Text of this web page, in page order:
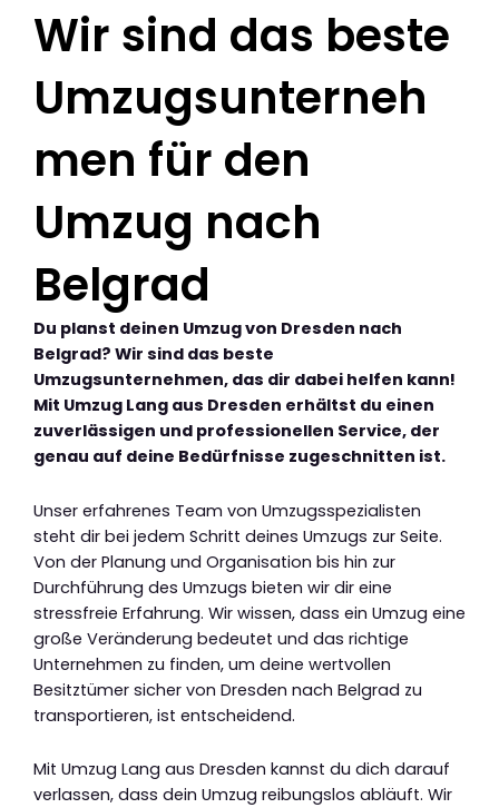
Wir sind das beste
Umzugsunterneh
men für den
Umzug nach
Belgrad
Du planst deinen Umzug von Dresden nach
Belgrad? Wir sind das beste
Umzugsunternehmen, das dir dabei helfen kann!
Mit Umzug Lang aus Dresden erhältst du einen
zuverlässigen und professionellen Service, der
genau auf deine Bedürfnisse zugeschnitten ist.
Unser erfahrenes Team von Umzugsspezialisten
steht dir bei jedem Schritt deines Umzugs zur Seite.
Von der Planung und Organisation bis hin zur
Durchführung des Umzugs bieten wir dir eine
stressfreie Erfahrung. Wir wissen, dass ein Umzug eine
große Veränderung bedeutet und das richtige
Unternehmen zu finden, um deine wertvollen
Besitztümer sicher von Dresden nach Belgrad zu
transportieren, ist entscheidend.
Mit Umzug Lang aus Dresden kannst du dich darauf
verlassen, dass dein Umzug reibungslos abläuft. Wir